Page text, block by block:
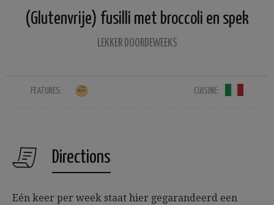
(Glutenvrije) fusilli met broccoli en spek
LEKKER DOORDEWEEKS
FEATURES: CUISINE:
Directions
Eén keer per week staat hier gegarandeerd een